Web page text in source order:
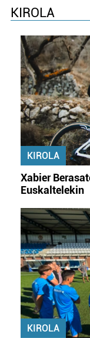
KIROLA
KIROLA
Xabier
Euskaltelekin
KIROLA